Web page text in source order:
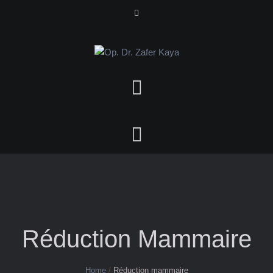
Réduction Mammaire
Home/ Réduction mammaire